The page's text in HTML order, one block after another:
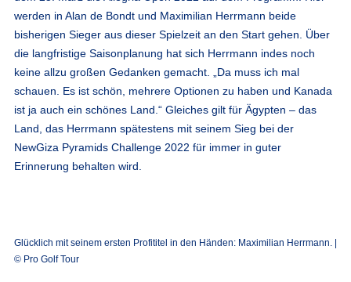
werden in Alan de Bondt und Maximilian Herrmann beide
bisherigen Sieger aus dieser Spielzeit an den Start gehen. Über
die langfristige Saisonplanung hat sich Herrmann indes noch
keine allzu großen Gedanken gemacht. „Da muss ich mal
schauen. Es ist schön, mehrere Optionen zu haben und Kanada
ist ja auch ein schönes Land.“ Gleiches gilt für Ägypten – das
Land, das Herrmann spätestens mit seinem Sieg bei der
NewGiza Pyramids Challenge 2022 für immer in guter
Erinnerung behalten wird.
Glücklich mit seinem ersten Profititel in den Händen: Maximilian Herrmann. |
© Pro Golf Tour